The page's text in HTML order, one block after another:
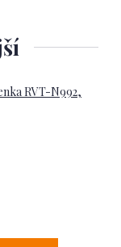
RVT-N992,